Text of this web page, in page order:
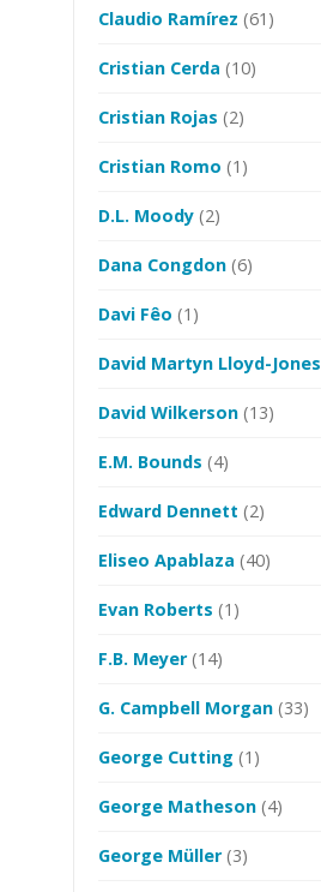
Claudio Ramírez (61)
Cristian Cerda (10)
Cristian Rojas (2)
Cristian Romo (1)
D.L. Moody (2)
Dana Congdon (6)
Davi Fêo (1)
David Martyn Lloyd-Jones
David Wilkerson (13)
E.M. Bounds (4)
Edward Dennett (2)
Eliseo Apablaza (40)
Evan Roberts (1)
F.B. Meyer(14)
G. Campbell Morgan (33)
George Cutting (1)
George Matheson (4)
George Müller(3)